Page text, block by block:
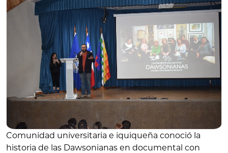
Comunidad universitaria e iquiqueña conoció la
historia de las Dawsonianas en documental con